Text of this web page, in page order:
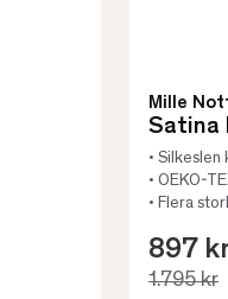
Mille
Satina
• Silkeslen
• OEKO-
• Flera
897
1.795 kr